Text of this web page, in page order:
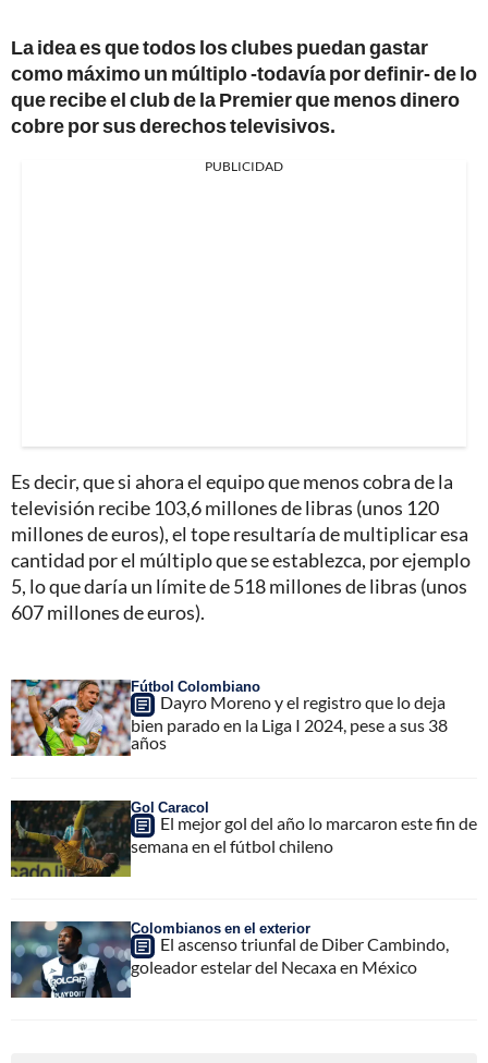
La idea es que todos los clubes puedan gastar
como máximo un múltiplo -todavía por definir- de lo
que recibe el club de la Premier que menos dinero
cobre por sus derechos televisivos.
PUBLICIDAD
Es decir, que si ahora el equipo que menos cobra de la
televisión recibe 103,6 millones de libras (unos 120
millones de euros), el tope resultaría de multiplicar esa
cantidad por el múltiplo que se establezca, por ejemplo
5, lo que daría un límite de 518 millones de libras (unos
607 millones de euros).
Fútbol Colombiano
Dayro Moreno y el registro que lo deja
bien parado en la Liga I 2024, pese a sus 38
años
Gol Caracol
El mejor gol del año lo marcaron este fin de
semana en el fútbol chileno
Colombianos en el exterior
El ascenso triunfal de Diber Cambindo,
goleador estelar del Necaxa en México